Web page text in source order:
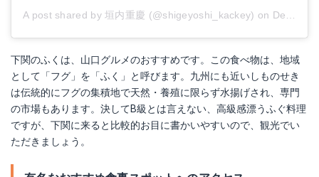
A post shared by 垣内重慶 (@shigeyoshi_kackey) on Dec 1, 2017 at 12:42am PST
下関のふくは、山口グルメのおすすめです。この食べ物は、地域
として「フグ」を「ふく」と呼びます。九州にも近いしものせき
は伝統的にフグの集積地で天然・養殖に限らず水揚げされ、専門
の市場もあります。決してB級とは言えない、高級感漂うふぐ料理
ですが、下関に来ると比較的お目に書かいやすいので、観光でい
ただきましょう。